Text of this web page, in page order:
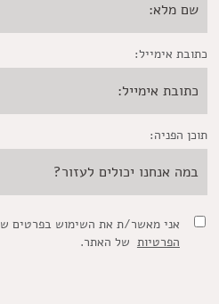
כתובת אימייל:
תוכן הפניה:
אני מאשר/ת את השימוש בפרטים
הפרטיותשל האתר.